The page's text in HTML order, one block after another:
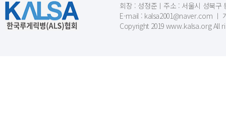
회장 : 성정준ㅣ주소 : 서울시 성북구
E-mail : kalsa2001@naver.com ㅣ
Copyright 2019 www.kalsa.org All